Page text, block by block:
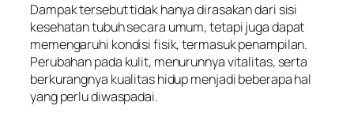
Dampak tersebut tidak hanya dirasakan dari sisi
kesehatan tubuh secara umum, tetapi juga dapat
memengaruhi kondisi fisik, termasuk penampilan.
Perubahan pada kulit, menurunnya vitalitas, serta
berkurangnya kualitas hidup menjadi beberapa hal
yang perlu diwaspadai.